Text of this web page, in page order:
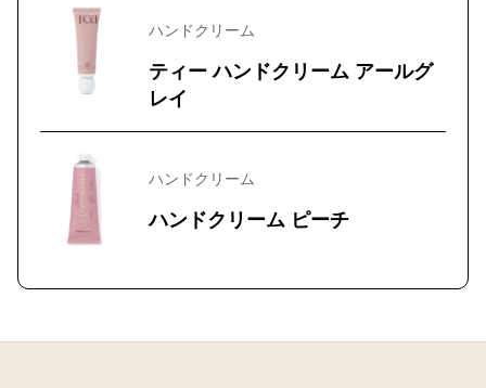
ハンドクリーム
ティー ハンドクリーム アールグ
レイ
ハンドクリーム
ハンドクリーム ピーチ